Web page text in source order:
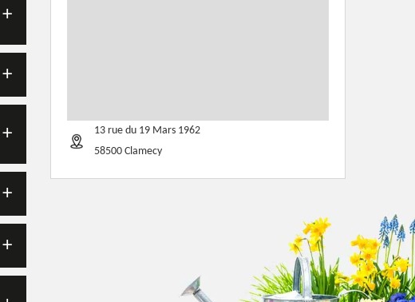
13 rue du 19 Mars 1962
58500 Clamecy